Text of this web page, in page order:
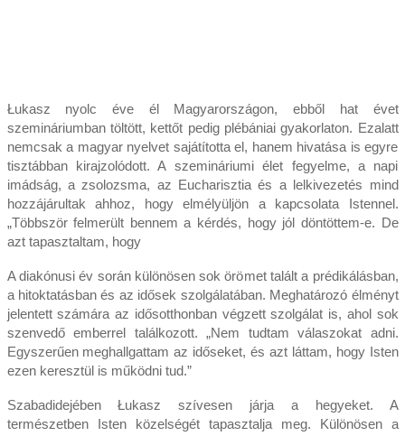
Łukasz nyolc éve él Magyarországon, ebből hat évet
szemináriumban töltött, kettőt pedig plébániai gyakorlaton. Ezalatt
nemcsak a magyar nyelvet sajátította el, hanem hivatása is egyre
tisztábban kirajzolódott. A szemináriumi élet fegyelme, a napi
imádság, a zsolozsma, az Eucharisztia és a lelkivezetés mind
hozzájárultak ahhoz, hogy elmélyüljön a kapcsolata Istennel.
„Többször felmerült bennem a kérdés, hogy jól döntöttem-e. De
azt tapasztaltam, hogy
A diakónusi év során különösen sok örömet talált a prédikálásban,
a hitoktatásban és az idősek szolgálatában. Meghatározó élményt
jelentett számára az idősotthonban végzett szolgálat is, ahol sok
szenvedő emberrel találkozott. „Nem tudtam válaszokat adni.
Egyszerűen meghallgattam az időseket, és azt láttam, hogy Isten
ezen keresztül is működni tud.”
Szabadidejében Łukasz szívesen járja a hegyeket. A
természetben Isten közelségét tapasztalja meg. Különösen a